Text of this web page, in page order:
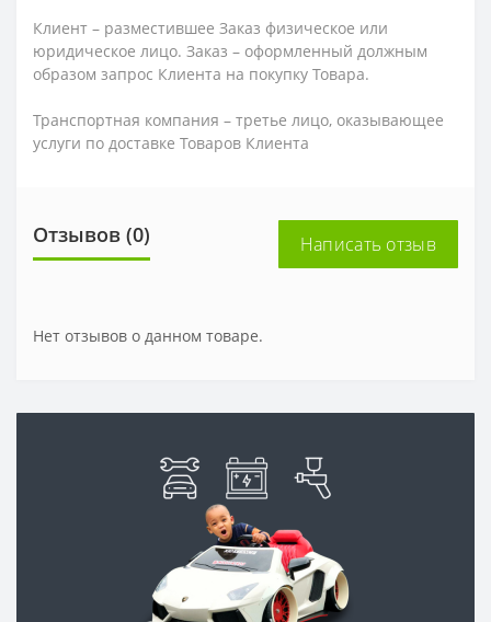
Клиент – разместившее Заказ физическое или
юридическое лицо. Заказ – оформленный должным
образом запрос Клиента на покупку Товара.
Транспортная компания – третье лицо, оказывающее
услуги по доставке Товаров Клиента
Отзывов (0) Написать отзыв
Нет отзывов о данном товаре.